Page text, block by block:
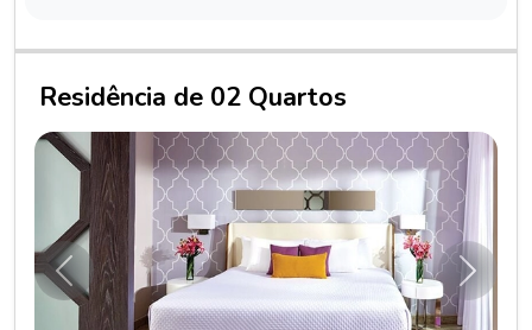
Residência de 02 Quartos
Anterior